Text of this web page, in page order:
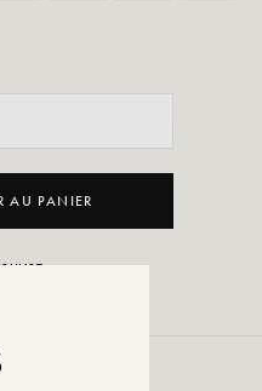
AU PANIER